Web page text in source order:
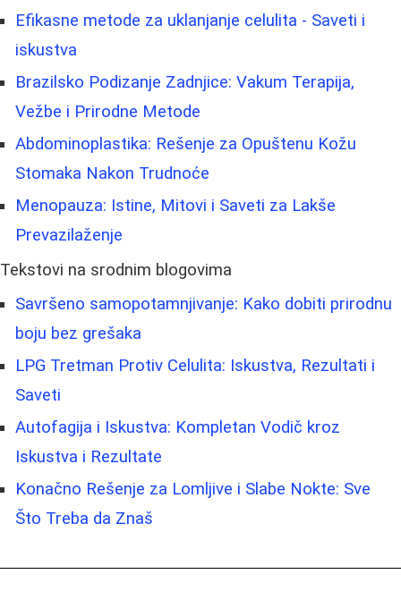
Efikasne metode za uklanjanje celulita - Saveti i
iskustva
Brazilsko Podizanje Zadnjice: Vakum Terapija,
Vežbe i Prirodne Metode
Abdominoplastika: Rešenje za Opuštenu Kožu
Stomaka Nakon Trudnoće
Menopauza: Istine, Mitovi i Saveti za Lakše
Prevazilaženje
Tekstovi na srodnim blogovima
Savršeno samopotamnjivanje: Kako dobiti prirodnu
boju bez grešaka
LPG Tretman Protiv Celulita: Iskustva, Rezultati i
Saveti
Autofagija i Iskustva: Kompletan Vodič kroz
Iskustva i Rezultate
Konačno Rešenje za Lomljive i Slabe Nokte: Sve
Što Treba da Znaš